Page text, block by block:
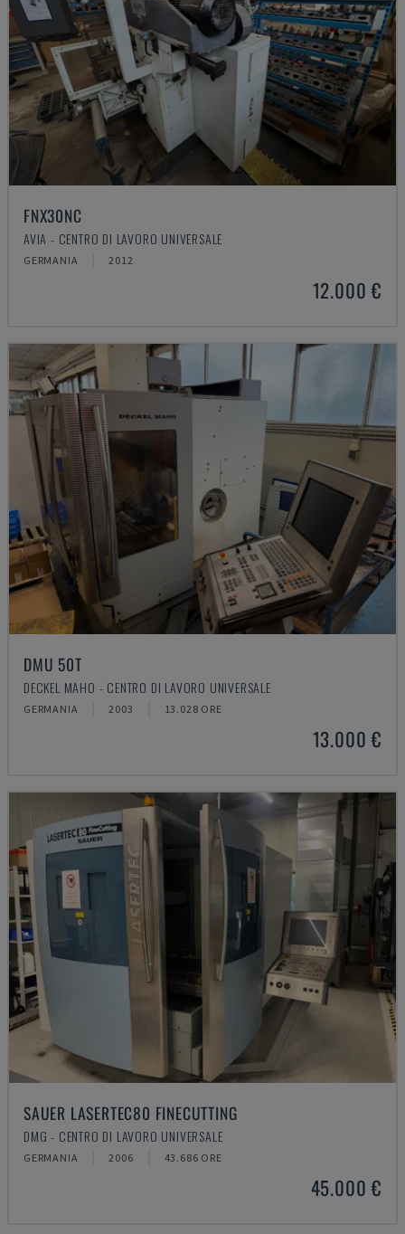
FNX30NC
AVIA - CENTRO DI LAVORO UNIVERSALE
GERMANIA 2012
12.000 €
DMU 50T
DECKEL MAHO - CENTRO DI LAVORO UNIVERSALE
GERMANIA 2003 13.028 ORE
13.000 €
SAUER LASERTEC80 FINECUTTING
DMG - CENTRO DI LAVORO UNIVERSALE
GERMANIA 2006 43.686 ORE
45.000 €